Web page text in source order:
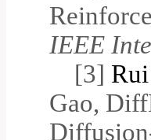
IEEE
[3]
Gao,